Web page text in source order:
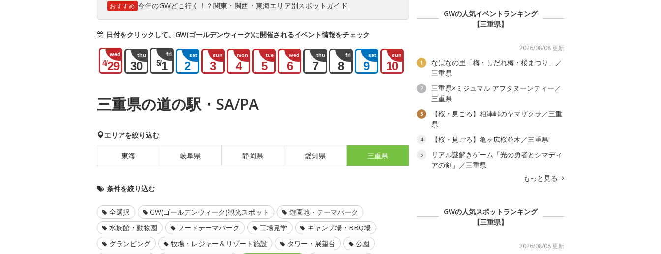
おすすめ 今年のGWどこ行く！？関東・関西・東海エリア別スポットガイド
日付をクリックして、GW(ゴールデンウィーク)に開催されるイベント情報をチェック
wed
4/29
thu
30
fri
5/1
sat
2
sun
3
mon
4
tue
5
wed
6
thu
7
fri
8
sat
9
sun
10
三重県の道の駅・SA/PA
エリアを絞り込む
東海 岐阜県 静岡県 愛知県 三重県
条件を絞り込む
全選択 GW(ゴールデンウィーク)観光スポット
遊園地・テーマパーク
水族館・動物園
フードテーマパーク 工場見学
キャンプ場・BBQ場
グランピング
牧場・レジャー＆リゾート施設 タワー・展望台
公園
GWの人気イベントランキング
【三重県】
2026/08/08 更新
1
なばなの里「梅・しだれ梅・桜まつり」／
三重県
2
三重県×ミジュマル アフタヌーンティー／
三重県
3
【桜・見ごろ】相津峠のヤマザクラ／三重
県
4 【桜・見ごろ】亀ヶ広桜並木／三重県
5
リアル謎解きゲーム「光の勇者とシマディ
アの剣」／三重県
もっと見る
GWの人気スポットランキング
【三重県】
2026/08/08 更新